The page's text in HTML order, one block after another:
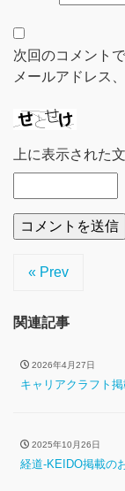
次回のコメント
メールアドレス
上に表示された
« Prev
関連記事
2026年4月27日
キャリアクラフト
2025年10月26日
経道-KEIDO掲載の